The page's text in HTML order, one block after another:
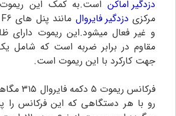
دزدگیر اماکن است.به کمک این
مرکزی دزدگیر فایروال
و غیر فعال میشود.این ریموت دارای
جهت کارکرد با این ریموت است.
فرکانس
رو با هر دستگاهی که این فرکانس را